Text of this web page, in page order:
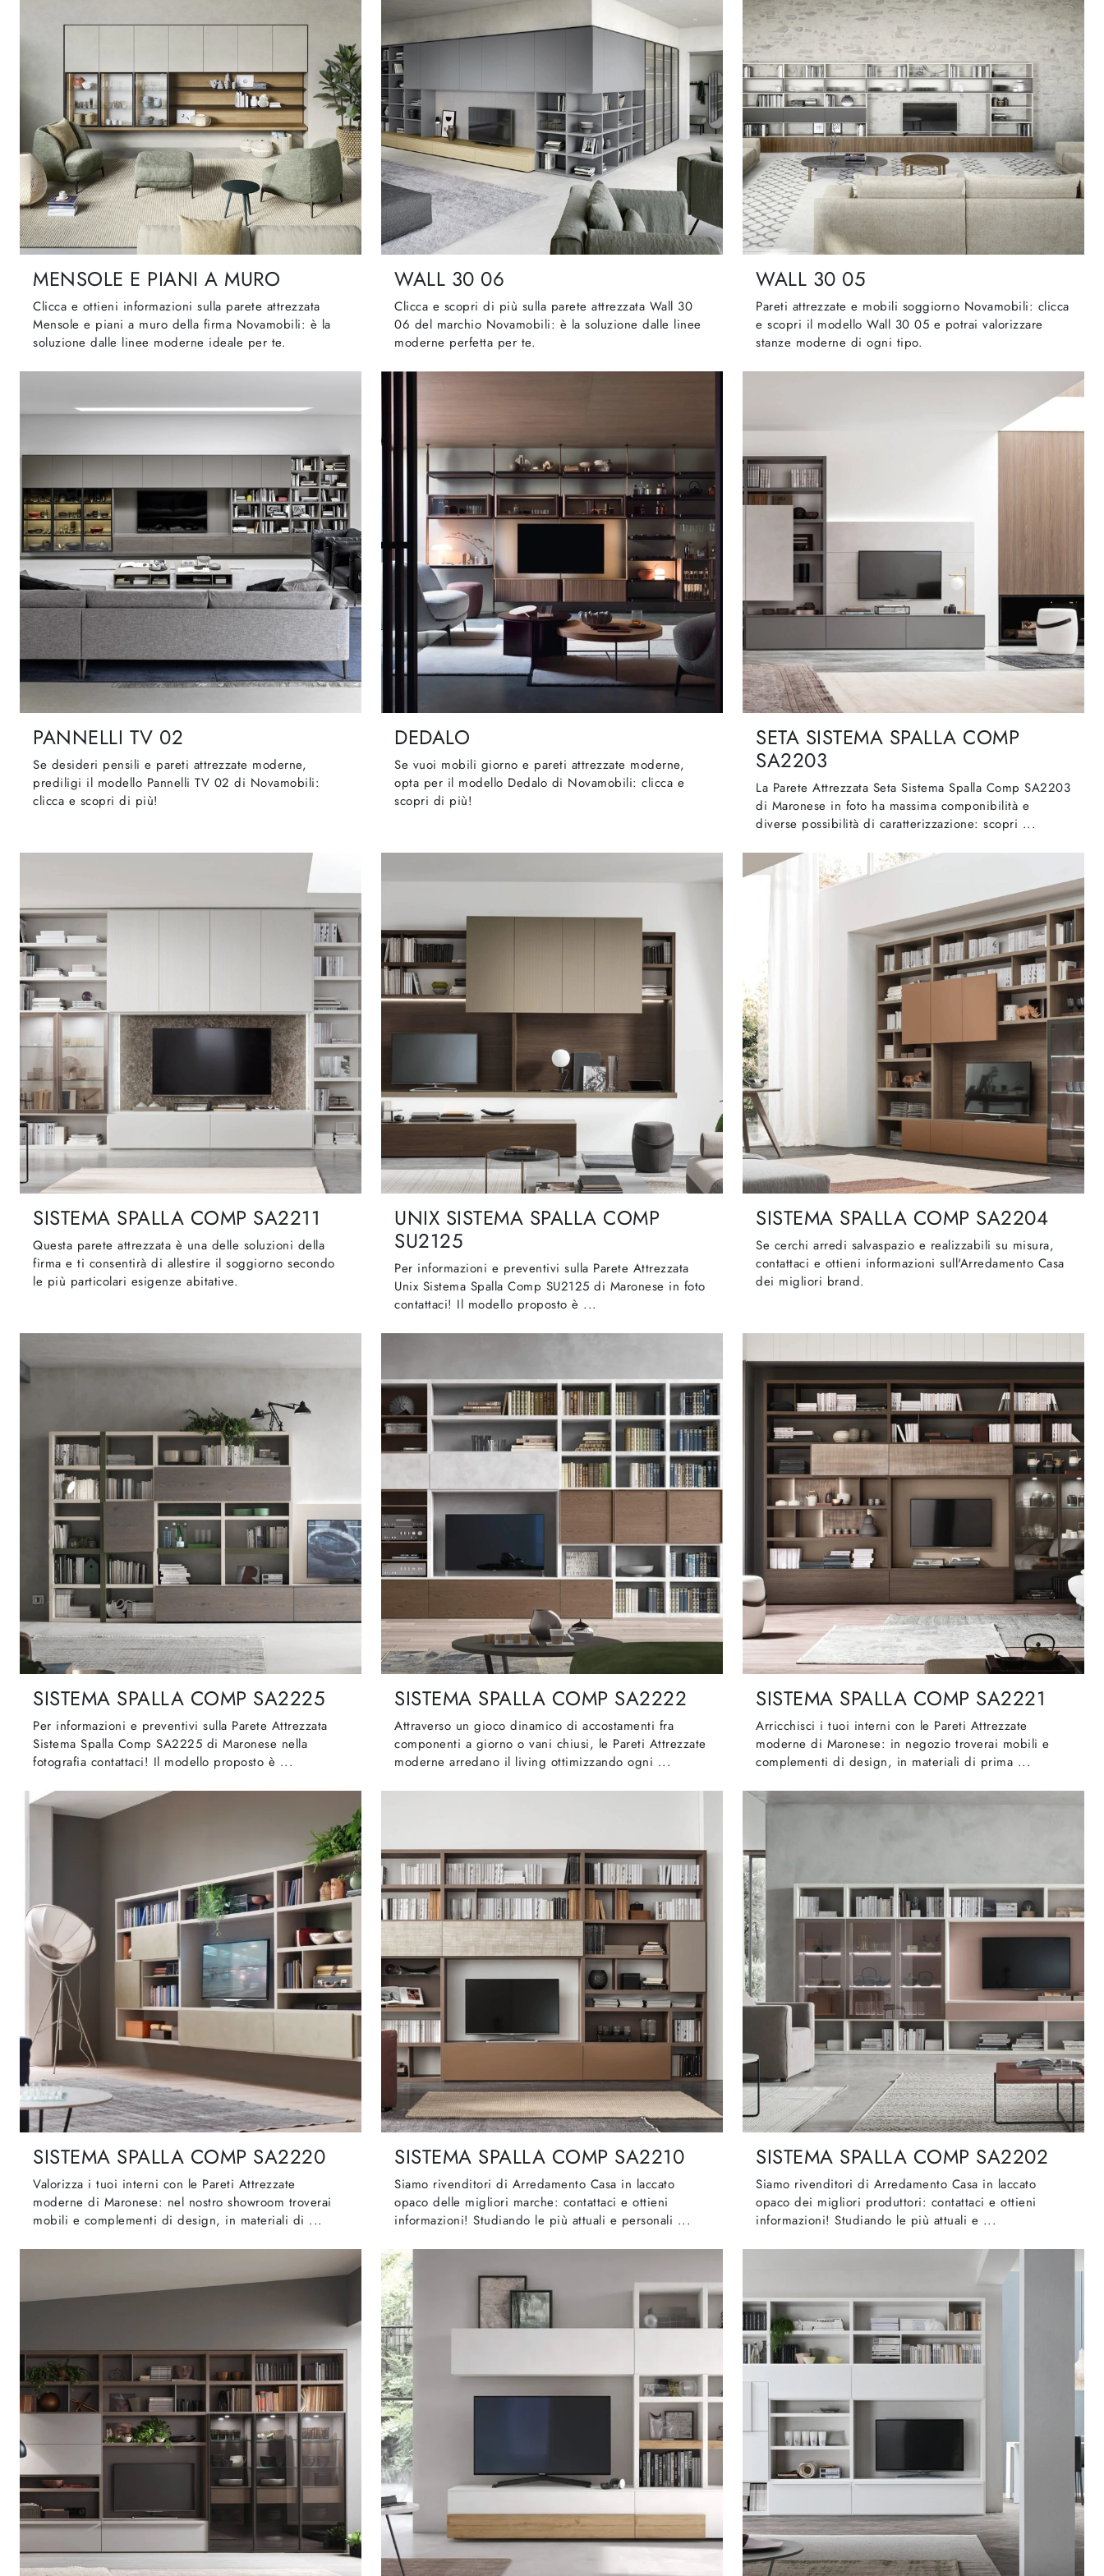
MENSOLE E PIANI A MURO
Clicca e ottieni informazioni sulla parete attrezzata
Mensole e piani a muro della firma Novamobili: è la
soluzione dalle linee moderne ideale per te.
WALL 30 06
Clicca e scopri di più sulla parete attrezzata Wall 30
06 del marchio Novamobili: è la soluzione dalle linee
moderne perfetta per te.
WALL 30 05
Pareti attrezzate e mobili soggiorno Novamobili: clicca
e scopri il modello Wall 30 05 e potrai valorizzare
stanze moderne di ogni tipo.
PANNELLI TV 02
Se desideri pensili e pareti attrezzate moderne,
prediligi il modello Pannelli TV 02 di Novamobili:
clicca e scopri di più!
DEDALO
Se vuoi mobili giorno e pareti attrezzate moderne,
opta per il modello Dedalo di Novamobili: clicca e
scopri di più!
SETA SISTEMA SPALLA COMP
SA2203
La Parete Attrezzata Seta Sistema Spalla Comp SA2203
di Maronese in foto ha massima componibilità e
diverse possibilità di caratterizzazione: scopri ...
SISTEMA SPALLA COMP SA2211
Questa parete attrezzata è una delle soluzioni della
firma e ti consentirà di allestire il soggiorno secondo
le più particolari esigenze abitative.
UNIX SISTEMA SPALLA COMP
SU2125
Per informazioni e preventivi sulla Parete Attrezzata
Unix Sistema Spalla Comp SU2125 di Maronese in foto
contattaci! Il modello proposto è ...
SISTEMA SPALLA COMP SA2204
Se cerchi arredi salvaspazio e realizzabili su misura,
contattaci e ottieni informazioni sull'Arredamento Casa
dei migliori brand.
SISTEMA SPALLA COMP SA2225
Per informazioni e preventivi sulla Parete Attrezzata
Sistema Spalla Comp SA2225 di Maronese nella
fotografia contattaci! Il modello proposto è ...
SISTEMA SPALLA COMP SA2222
Attraverso un gioco dinamico di accostamenti fra
componenti a giorno o vani chiusi, le Pareti Attrezzate
moderne arredano il living ottimizzando ogni ...
SISTEMA SPALLA COMP SA2221
Arricchisci i tuoi interni con le Pareti Attrezzate
moderne di Maronese: in negozio troverai mobili e
complementi di design, in materiali di prima ...
SISTEMA SPALLA COMP SA2220
Valorizza i tuoi interni con le Pareti Attrezzate
moderne di Maronese: nel nostro showroom troverai
mobili e complementi di design, in materiali di ...
SISTEMA SPALLA COMP SA2210
Siamo rivenditori di Arredamento Casa in laccato
opaco delle migliori marche: contattaci e ottieni
informazioni! Studiando le più attuali e personali ...
SISTEMA SPALLA COMP SA2202
Siamo rivenditori di Arredamento Casa in laccato
opaco dei migliori produttori: contattaci e ottieni
informazioni! Studiando le più attuali e ...